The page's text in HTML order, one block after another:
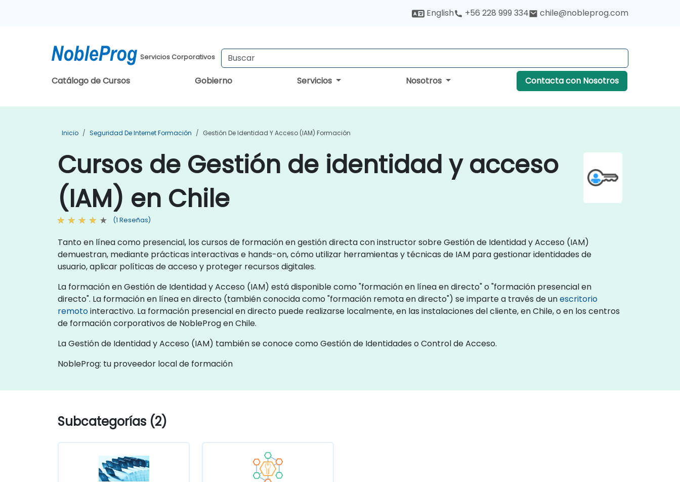
English +56 228 999 334 chile@nobleprog.com
Servicios Corporativos
Catálogo de Cursos Gobierno Servicios Nosotros Contacta con Nosotros
Inicio Seguridad De Internet Formación Gestión De Identidad Y Acceso (IAM) Formación
Cursos de Gestión de identidad y acceso
(IAM) en Chile
(1 Reseñas)
Tanto en línea como presencial, los cursos de formación en gestión directa con instructor sobre Gestión de Identidad y Acceso (IAM)
demuestran, mediante prácticas interactivas e hands-on, cómo utilizar herramientas y técnicas de IAM para gestionar identidades de
usuario, aplicar políticas de acceso y proteger recursos digitales.
La formación en Gestión de Identidad y Acceso (IAM) está disponible como "formación en línea en directo" o "formación presencial en
directo". La formación en línea en directo (también conocida como "formación remota en directo") se imparte a través de unescritorio
remotointeractivo. La formación presencial en directo puede realizarse localmente, en las instalaciones del cliente, en Chile, o en los centros
de formación corporativos de NobleProg en Chile.
La Gestión de Identidad y Acceso (IAM) también se conoce como Gestión de Identidades o Control de Acceso.
NobleProg: tu proveedor local de formación
Subcategorías (2)